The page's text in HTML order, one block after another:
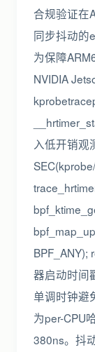
合规验证在
同步抖动的
为保障
NVIDIA
入低开销观
BPF_ANY);
器启动时间
单调时钟避
为per-CPU
380ns。抖